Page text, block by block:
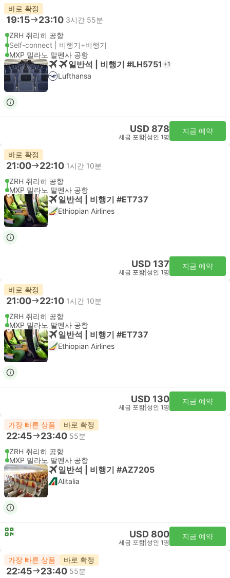
바로 확정
19:15 23:10 3시간 55분
ZRH 취리히 공항
Self-connect | 비행기+비행기
MXP 밀라노 말펜사 공항
일반석 | 비행기 #LH5751 +1
Lufthansa
USD 878
세금 포함 성인 1명
지금 예약
바로 확정
21:00 22:10 1시간 10분
ZRH 취리히 공항
MXP 밀라노 말펜사 공항
일반석 | 비행기 #ET737
Ethiopian Airlines
USD 137
세금 포함 성인 1명
지금 예약
바로 확정
21:00 22:10 1시간 10분
ZRH 취리히 공항
MXP 밀라노 말펜사 공항
일반석 | 비행기 #ET737
Ethiopian Airlines
USD 130
세금 포함 성인 1명
지금 예약
가장 빠른 상품 바로 확정
22:45 23:40 55분
ZRH 취리히 공항
MXP 밀라노 말펜사 공항
일반석 | 비행기 #AZ7205
Alitalia
USD 800
세금 포함 성인 1명
지금 예약
가장 빠른 상품 바로 확정
22:45 23:40 55분